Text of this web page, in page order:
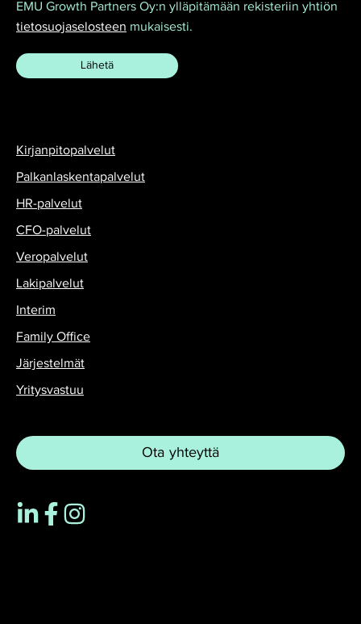
EMU Growth Partners Oy:n ylläpitämään rekisteriin yhtiön
tietosuojaselosteen mukaisesti.
Kirjanpitopalvelut
Palkanlaskentapalvelut
HR-palvelut
CFO-palvelut
Veropalvelut
Lakipalvelut
Interim
Family Office
Järjestelmät
Yritysvastuu
Ota yhteyttä